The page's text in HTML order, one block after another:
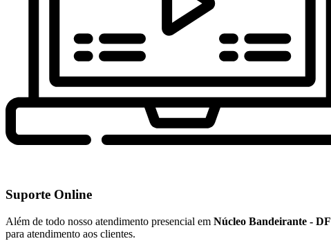
Suporte Online
Além de todo nosso atendimento presencial em Núcleo Bandeirante - DF
para atendimento aos clientes.